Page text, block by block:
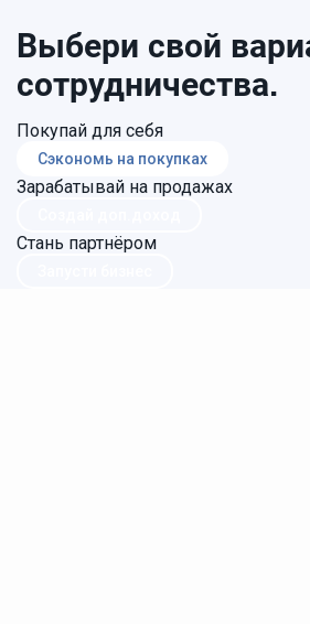
Выбери свой
сотрудничества.
Покупай для себя
Сэкономь на покупках
Зарабатывай на продажах
Стань партнёром